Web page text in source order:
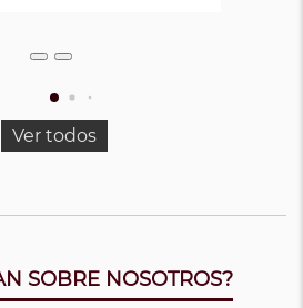
Ver todos
SOBRE NOSOTROS?